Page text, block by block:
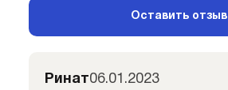
Оставить отзыв
Ринат06.01.2023